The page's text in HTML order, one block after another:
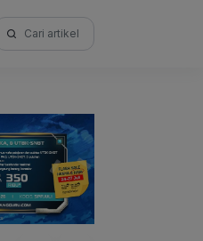
Search
for: